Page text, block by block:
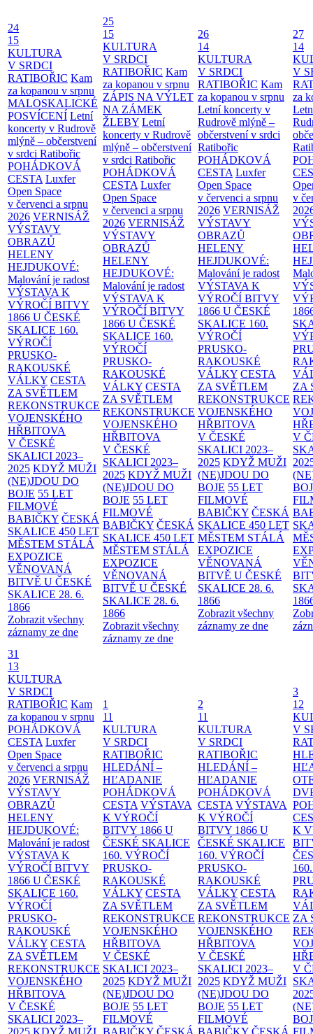
24
15
KULTURA
V SRDCI
RATIBOŘIC Kam
za kopanou v srpnu
MALOSKALICKÉ
POSVÍCENÍ Letní
koncerty v Rudrově
mlýně – občerstvení
v srdci Ratibořic
POHÁDKOVÁ
CESTA Luxfer
Open Space
v červenci a srpnu
2026 VERNISÁŽ
VÝSTAVY
OBRAZŮ
HELENY
HEJDUKOVÉ:
Malování je radost
VÝSTAVA K
VÝROČÍ BITVY
1866 U ČESKÉ
SKALICE 160.
VÝROČÍ
PRUSKO-
RAKOUSKÉ
VÁLKY CESTA
ZA SVĚTLEM
REKONSTRUKCE
VOJENSKÉHO
HŘBITOVA
V ČESKÉ
SKALICI 2023–
2025 KDYŽ MUŽI
(NE)JDOU DO
BOJE 55 LET
FILMOVÉ
BABIČKY ČESKÁ
SKALICE 450 LET
MĚSTEM STÁLÁ
EXPOZICE
VĚNOVANÁ
BITVĚ U ČESKÉ
SKALICE 28. 6.
1866
Zobrazit všechny
záznamy ze dne
25
15
KULTURA
V SRDCI
RATIBOŘIC Kam
za kopanou v srpnu
ZÁPIS NA VÝLET
NA ZÁMEK
ŽLEBY Letní
koncerty v Rudrově
mlýně – občerstvení
v srdci Ratibořic
POHÁDKOVÁ
CESTA Luxfer
Open Space
v červenci a srpnu
2026 VERNISÁŽ
VÝSTAVY
OBRAZŮ
HELENY
HEJDUKOVÉ:
Malování je radost
VÝSTAVA K
VÝROČÍ BITVY
1866 U ČESKÉ
SKALICE 160.
VÝROČÍ
PRUSKO-
RAKOUSKÉ
VÁLKY CESTA
ZA SVĚTLEM
REKONSTRUKCE
VOJENSKÉHO
HŘBITOVA
V ČESKÉ
SKALICI 2023–
2025 KDYŽ MUŽI
(NE)JDOU DO
BOJE 55 LET
FILMOVÉ
BABIČKY ČESKÁ
SKALICE 450 LET
MĚSTEM STÁLÁ
EXPOZICE
VĚNOVANÁ
BITVĚ U ČESKÉ
SKALICE 28. 6.
1866
Zobrazit všechny
záznamy ze dne
26
14
KULTURA
V SRDCI
RATIBOŘIC Kam
za kopanou v srpnu
Letní koncerty v
Rudrově mlýně –
občerstvení v srdci
Ratibořic
POHÁDKOVÁ
CESTA Luxfer
Open Space
v červenci a srpnu
2026 VERNISÁŽ
VÝSTAVY
OBRAZŮ
HELENY
HEJDUKOVÉ:
Malování je radost
VÝSTAVA K
VÝROČÍ BITVY
1866 U ČESKÉ
SKALICE 160.
VÝROČÍ
PRUSKO-
RAKOUSKÉ
VÁLKY CESTA
ZA SVĚTLEM
REKONSTRUKCE
VOJENSKÉHO
HŘBITOVA
V ČESKÉ
SKALICI 2023–
2025 KDYŽ MUŽI
(NE)JDOU DO
BOJE 55 LET
FILMOVÉ
BABIČKY ČESKÁ
SKALICE 450 LET
MĚSTEM STÁLÁ
EXPOZICE
VĚNOVANÁ
BITVĚ U ČESKÉ
SKALICE 28. 6.
1866
Zobrazit všechny
záznamy ze dne
27
14
V
za
v
ZA
V
31
13
KULTURA
V SRDCI
RATIBOŘIC Kam
za kopanou v srpnu
POHÁDKOVÁ
CESTA Luxfer
Open Space
v červenci a srpnu
2026 VERNISÁŽ
VÝSTAVY
OBRAZŮ
HELENY
HEJDUKOVÉ:
Malování je radost
VÝSTAVA K
VÝROČÍ BITVY
1866 U ČESKÉ
SKALICE 160.
VÝROČÍ
PRUSKO-
RAKOUSKÉ
VÁLKY CESTA
ZA SVĚTLEM
REKONSTRUKCE
VOJENSKÉHO
HŘBITOVA
V ČESKÉ
SKALICI 2023–
2025 KDYŽ MUŽI
1
11
KULTURA
V SRDCI
RATIBOŘIC
HLEDÁNÍ –
HĽADANIE
POHÁDKOVÁ
CESTA VÝSTAVA
K VÝROČÍ
BITVY 1866 U
ČESKÉ SKALICE
160. VÝROČÍ
PRUSKO-
RAKOUSKÉ
VÁLKY CESTA
ZA SVĚTLEM
REKONSTRUKCE
VOJENSKÉHO
HŘBITOVA
V ČESKÉ
SKALICI 2023–
2025 KDYŽ MUŽI
(NE)JDOU DO
BOJE 55 LET
FILMOVÉ
BABIČKY ČESKÁ
2
11
KULTURA
V SRDCI
RATIBOŘIC
HLEDÁNÍ –
HĽADANIE
POHÁDKOVÁ
CESTA VÝSTAVA
K VÝROČÍ
BITVY 1866 U
ČESKÉ SKALICE
160. VÝROČÍ
PRUSKO-
RAKOUSKÉ
VÁLKY CESTA
ZA SVĚTLEM
REKONSTRUKCE
VOJENSKÉHO
HŘBITOVA
V ČESKÉ
SKALICI 2023–
2025 KDYŽ MUŽI
(NE)JDOU DO
BOJE 55 LET
FILMOVÉ
BABIČKY ČESKÁ
3
12
V
K
ZA
V